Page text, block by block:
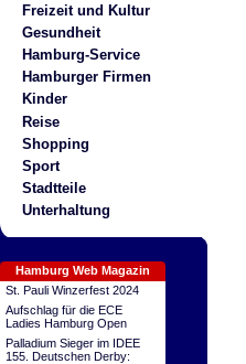
Freizeit und Kultur
Gesundheit
Hamburg-Service
Hamburger Firmen
Kinder
Reise
Shopping
Sport
Stadtteile
Unterhaltung
Hamburg Web Magazin
St. Pauli Winzerfest 2024
Aufschlag für die ECE
Ladies Hamburg Open
Palladium Sieger im IDEE
155. Deutschen Derby: